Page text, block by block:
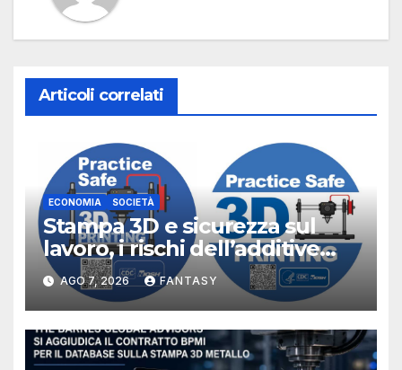
Articoli correlati
ECONOMIA SOCIETÀ
Stampa 3D e sicurezza sul
lavoro, i rischi dell’additive
manufacturing secondo
NIOSH
AGO 7, 2026 FANTASY